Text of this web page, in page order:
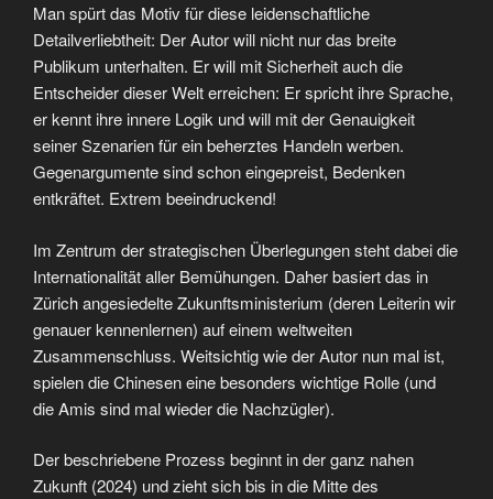
Man spürt das Motiv für diese leidenschaftliche
Detailverliebtheit: Der Autor will nicht nur das breite
Publikum unterhalten. Er will mit Sicherheit auch die
Entscheider dieser Welt erreichen: Er spricht ihre Sprache,
er kennt ihre innere Logik und will mit der Genauigkeit
seiner Szenarien für ein beherztes Handeln werben.
Gegenargumente sind schon eingepreist, Bedenken
entkräftet. Extrem beeindruckend!
Im Zentrum der strategischen Überlegungen steht dabei die
Internationalität aller Bemühungen. Daher basiert das in
Zürich angesiedelte Zukunftsministerium (deren Leiterin wir
genauer kennenlernen) auf einem weltweiten
Zusammenschluss. Weitsichtig wie der Autor nun mal ist,
spielen die Chinesen eine besonders wichtige Rolle (und
die Amis sind mal wieder die Nachzügler).
Der beschriebene Prozess beginnt in der ganz nahen
Zukunft (2024) und zieht sich bis in die Mitte des